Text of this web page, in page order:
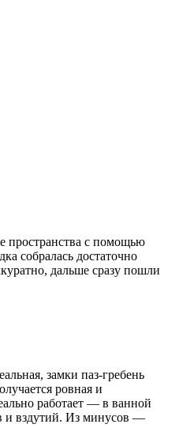
пространства с помощью
собралась достаточно
дальше сразу пошли
замки паз-гребень
ровная и
работает — в ванной
и вздутий. Из минусов —